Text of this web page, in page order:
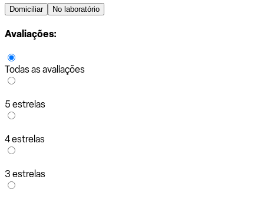
Domiciliar No laboratório
Avaliações:
Todas as avaliações
5 estrelas
4 estrelas
3 estrelas